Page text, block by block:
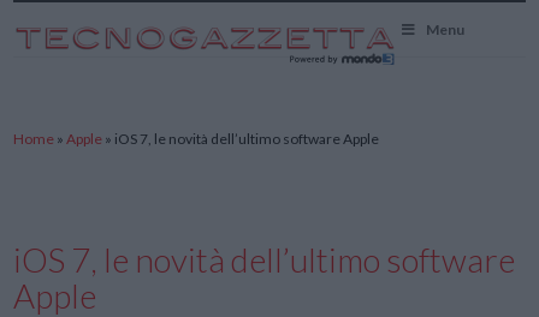
Menu
Home »Apple » iOS 7, le novità dell’ultimo software Apple
iOS 7, le novità dell’ultimo software
Apple